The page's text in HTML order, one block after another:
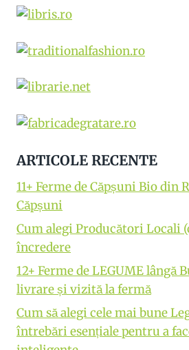
ARTICOLE RECENTE
11+ Ferme de Căpșuni Bio din
Căpșuni
Cum alegi Producători Locali
încredere
12+ Ferme de LEGUME lângă
livrare și vizită la fermă
Cum să alegi cele mai bune
întrebări esențiale pentru a